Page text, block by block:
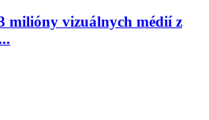
milióny vizuálnych médií z